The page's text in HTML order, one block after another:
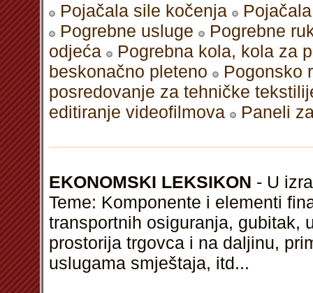
Pojačala sile kočenja
Pogrebne usluge
Pogrebne
odjeća
Pogrebna kola, kola za
beskonačno pleteno
Pogonsko
posredovanje za tehničke
editiranje videofilmova
Paneli
EKONOMSKI LEKSIKON - U
Teme: Komponente i elementi
transportnih osiguranja, gubitak,
prostorija trgovca i na daljinu,
uslugama smještaja, itd...